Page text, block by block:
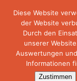
Diese Website
der Website
Durch den
unserer
Auswertungen
Informationen
Zustimmen